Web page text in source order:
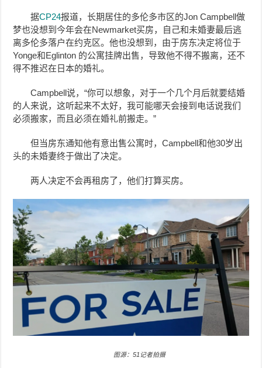
据CP24报道，长期居住的多伦多市区的Jon Campbell做
梦也没想到今年会在Newmarket买房，自己和未婚妻最后逃
离多伦多落户在约克区。他也没想到，由于房东决定将位于
Yonge和Eglinton 的公寓挂牌出售，导致他不得不搬离，还不
得不推迟在日本的婚礼。
Campbell说，“你可以想象，对于一个几个月后就要结婚
的人来说，这听起来不太好，我可能哪天会接到电话说我们
必须搬家，而且必须在婚礼前搬走。”
但当房东通知他有意出售公寓时，Campbell和他30岁出
头的未婚妻终于做出了决定。
两人决定不会再租房了，他们打算买房。
图源：51记者拍摄